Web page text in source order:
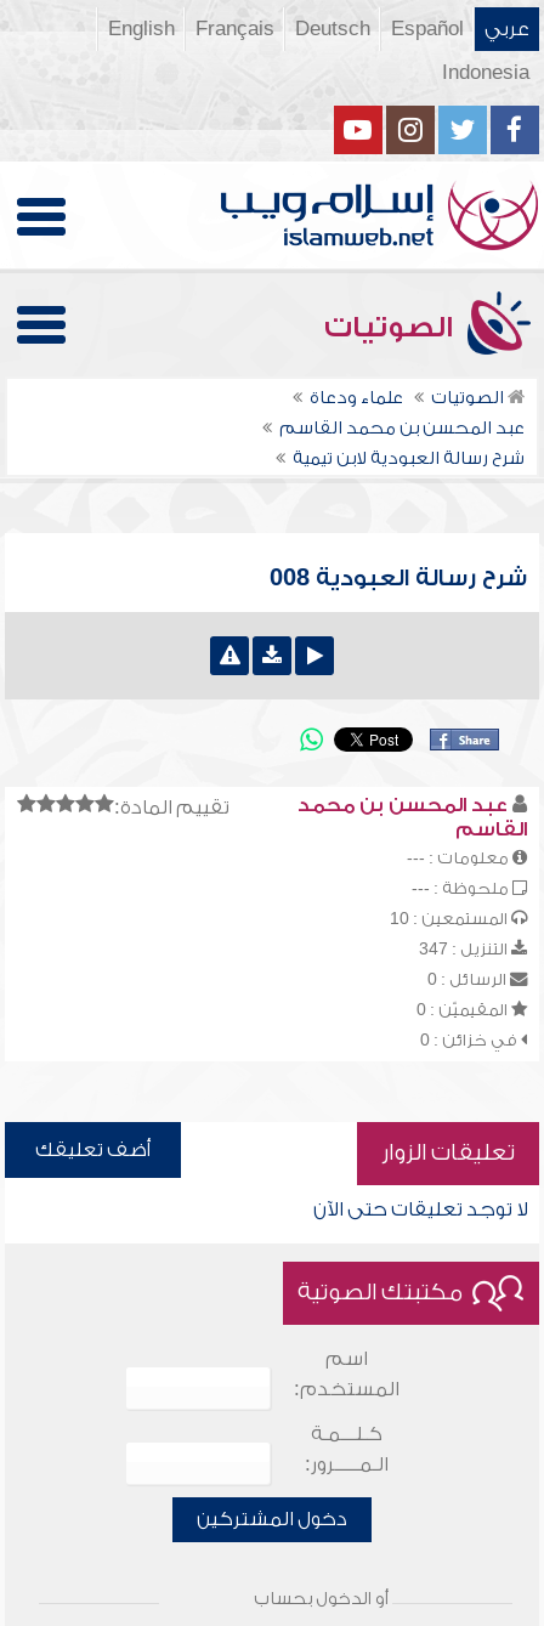
عربي Español
Deutsch
Français
English
Indonesia
الصوتيات
الصوتيات
علماء ودعاة
عبد المحسن بن محمد القاسم
شرح رسالة العبودية لابن تيمية
شرح رسالة العبودية 008
تقييم المادة:
عبد المحسن بن محمد
القاسم
معلومات : ---
ملحوظة : ---
المستمعين : 10
التنزيل : 347
الرسائل : 0
المقيميّن : 0
في خزائن : 0
تعليقات الزوار أضف تعليقك
لا توجد تعليقات حتى الآن
مكتبتك الصوتية
اسم
المستخدم:
كـلـــمـة
الـمـــــرور:
دخول المشتركين
أو الدخول بحساب